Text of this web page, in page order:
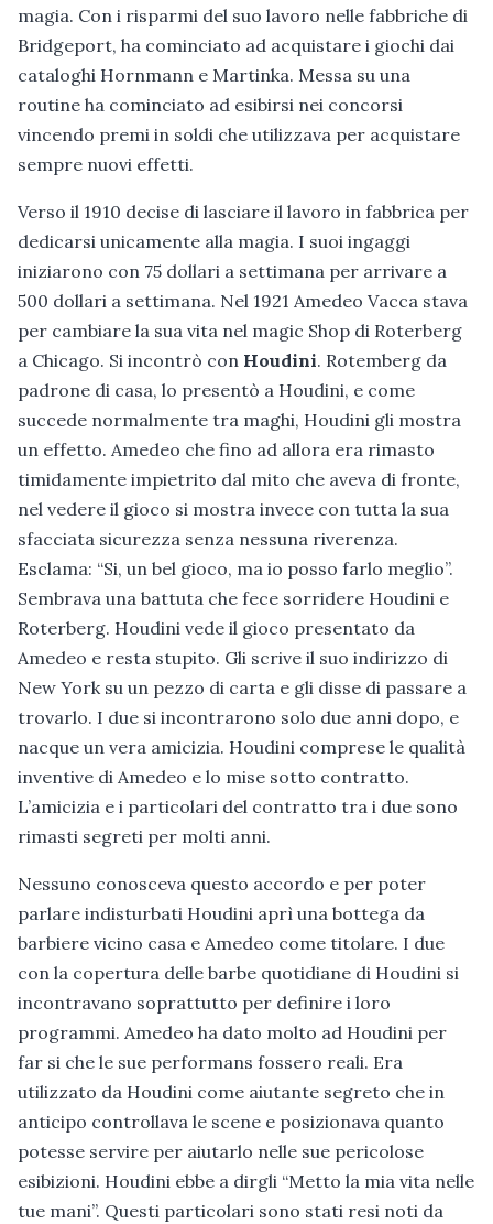
magia. Con i risparmi del suo lavoro nelle fabbriche di
Bridgeport, ha cominciato ad acquistare i giochi dai
cataloghi Hornmann e Martinka. Messa su una
routine ha cominciato ad esibirsi nei concorsi
vincendo premi in soldi che utilizzava per acquistare
sempre nuovi effetti.
Verso il 1910 decise di lasciare il lavoro in fabbrica per
dedicarsi unicamente alla magia. I suoi ingaggi
iniziarono con 75 dollari a settimana per arrivare a
500 dollari a settimana. Nel 1921 Amedeo Vacca stava
per cambiare la sua vita nel magic Shop di Roterberg
a Chicago. Si incontrò con Houdini. Rotemberg da
padrone di casa, lo presentò a Houdini, e come
succede normalmente tra maghi, Houdini gli mostra
un effetto. Amedeo che fino ad allora era rimasto
timidamente impietrito dal mito che aveva di fronte,
nel vedere il gioco si mostra invece con tutta la sua
sfacciata sicurezza senza nessuna riverenza.
Esclama: “Si, un bel gioco, ma io posso farlo meglio”.
Sembrava una battuta che fece sorridere Houdini e
Roterberg. Houdini vede il gioco presentato da
Amedeo e resta stupito. Gli scrive il suo indirizzo di
New York su un pezzo di carta e gli disse di passare a
trovarlo. I due si incontrarono solo due anni dopo, e
nacque un vera amicizia. Houdini comprese le qualità
inventive di Amedeo e lo mise sotto contratto.
L’amicizia e i particolari del contratto tra i due sono
rimasti segreti per molti anni.
Nessuno conosceva questo accordo e per poter
parlare indisturbati Houdini aprì una bottega da
barbiere vicino casa e Amedeo come titolare. I due
con la copertura delle barbe quotidiane di Houdini si
incontravano soprattutto per definire i loro
programmi. Amedeo ha dato molto ad Houdini per
far si che le sue performans fossero reali. Era
utilizzato da Houdini come aiutante segreto che in
anticipo controllava le scene e posizionava quanto
potesse servire per aiutarlo nelle sue pericolose
esibizioni. Houdini ebbe a dirgli “Metto la mia vita nelle
tue mani”. Questi particolari sono stati resi noti da